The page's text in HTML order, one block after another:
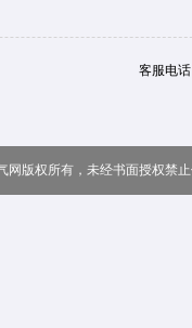
客服电
网版权所有，未经书面授权